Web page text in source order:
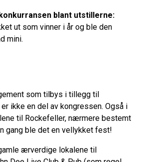
blant utstillerne:
ut som vinner i år og ble den
mini.
som tilbys i tillegg til
ikke en del av kongressen. Også i
til Rockefeller, nærmere bestemt
gang ble det en vellykket fest!
ærverdige lokalene til